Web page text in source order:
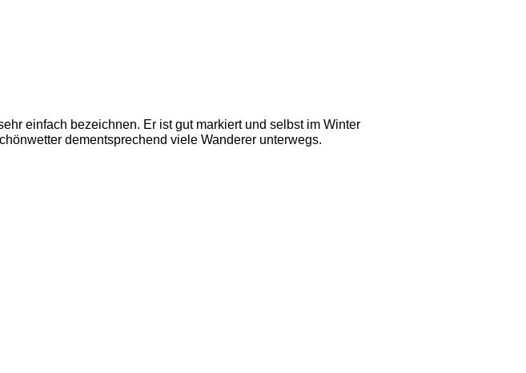
einfach bezeichnen. Er ist gut markiert und selbst im Winter
dementsprechend viele Wanderer unterwegs.